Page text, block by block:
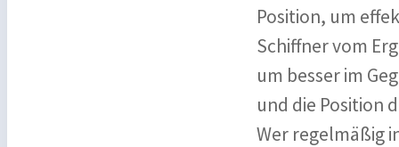
Position, um
Schiffner vom
um besser im
und die Position
Wer regelmäßig